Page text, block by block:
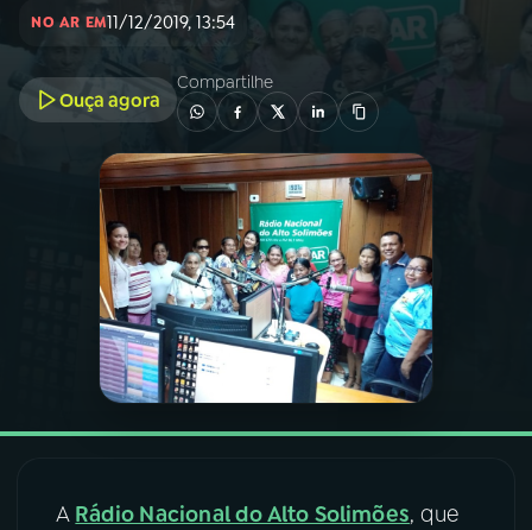
INÍCIO
02A RÁDIO
PROGRAMAÇÃO
PROGRAMAS
PODCASTS
06VIDEOCASTS
07ÚLTIMAS
NO AR EM11/12/2019, 13:54
Ouça agora
Compartilhe
A Rádio Nacional do Alto Solimões, que